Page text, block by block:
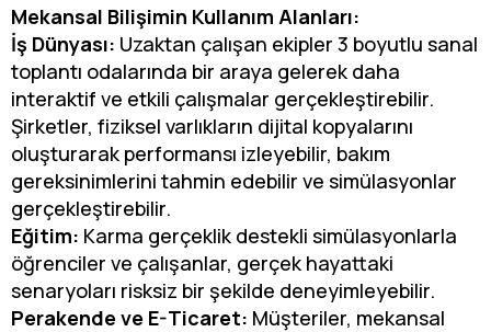
Mekansal Bilişimin Kullanım Alanları:
İş Dünyası: Uzaktan çalışan ekipler 3 boyutlu sanal
toplantı odalarında bir araya gelerek daha
interaktif ve etkili çalışmalar gerçekleştirebilir.
Şirketler, fiziksel varlıkların dijital kopyalarını
oluşturarak performansı izleyebilir, bakım
gereksinimlerini tahmin edebilir ve simülasyonlar
gerçekleştirebilir.
Eğitim: Karma gerçeklik destekli simülasyonlarla
öğrenciler ve çalışanlar, gerçek hayattaki
senaryoları risksiz bir şekilde deneyimleyebilir.
Perakende ve E-Ticaret: Müşteriler, mekansal